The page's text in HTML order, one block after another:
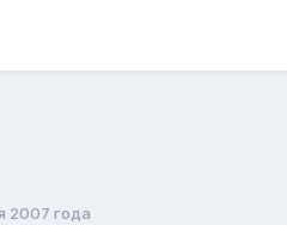
2007 года